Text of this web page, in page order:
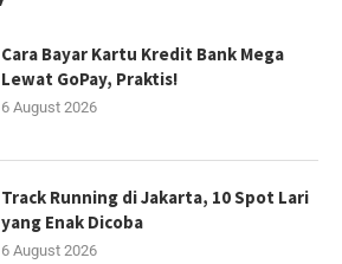
Cara Bayar Kartu Kredit Bank Mega
Lewat GoPay, Praktis!
6 August 2026
Track Running di Jakarta, 10 Spot Lari
yang Enak Dicoba
6 August 2026